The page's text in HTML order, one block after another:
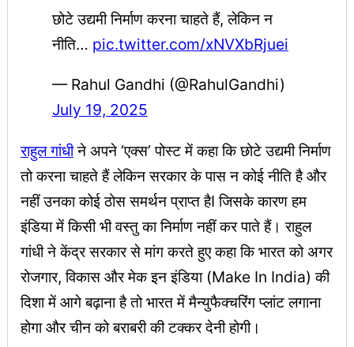
छोटे उद्यमी निर्माण करना चाहते हैं, लेकिन न
नीति… pic.twitter.com/xNVXbRjuei
— Rahul Gandhi (@RahulGandhi)
July 19, 2025
राहुल गांधीने अपने ‘एक्स’ पोस्ट में कहा कि छोटे उद्यमी निर्माण
तो करना चाहते हैं लेकिन सरकार के पास न कोई नीति है और
नहीं उनका कोई ठोस समर्थन प्राप्त हैI जिसके कारण हम
इंडिया में किसी भी वस्तु का निर्माण नहीं कर पाते हैं। राहुल
गांधी ने केंद्र सरकार से मांग करते हुए कहा कि भारत को अगर
रोजगार, विकास और मेक इन इंडिया (Make In India) की
दिशा में आगे बढ़ाना है तो भारत में मैन्युफैक्चरिंग प्लांट लगाना
होगा और चीन को बराबरी की टक्कर देनी होगी।